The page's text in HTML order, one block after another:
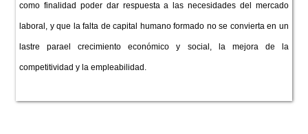
como finalidad poder dar respuesta a las necesidades del mercado
laboral, y que la falta de capital humano formado no se convierta en un
lastre parael crecimiento económico y social, la mejora de la
competitividad y la empleabilidad.